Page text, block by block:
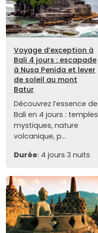
Voyage d’exception à
Bali 4 jours : escapade
à Nusa Penida et lever
de soleil au mont
Batur
Découvrez l’essence de
Bali en 4 jours : temples
mystiques, nature
volcanique, p...
Durée: 4 jours 3 nuits